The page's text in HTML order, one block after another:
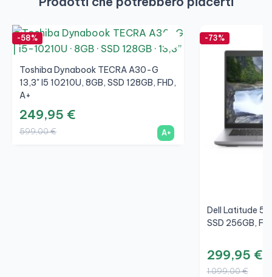
-58%
Toshiba Dynabook TECRA A30-G
13,3" I5 10210U, 8GB, SSD 128GB, FHD,
A+
249,95 €
599,00 € A+
-73%
Dell Latitude
SSD 256GB,
299,95 €
1.099,00 €